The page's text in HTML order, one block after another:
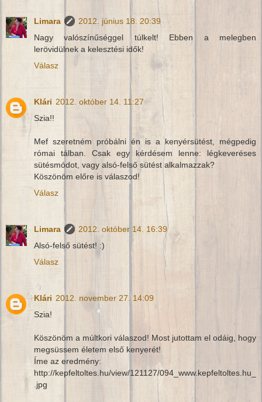
Limara
2012. június 18. 20:39
Nagy valószínűséggel túlkelt! Ebben a melegben
lerövidülnek a kelesztési idők!
Válasz
Klári 2012. október 14. 11:27
Szia!!
Mef szeretném próbálni én is a kenyérsütést, mégpedig
római tálban. Csak egy kérdésem lenne: légkeveréses
sütésmódot, vagy alsó-felső sütést alkalmazzak?
Köszönöm előre is válaszod!
Válasz
Limara
2012. október 14. 16:39
Alsó-felső sütést! :)
Válasz
Klári 2012. november 27. 14:09
Szia!
Köszönöm a múltkori válaszod! Most jutottam el odáig, hogy
megsüssem életem első kenyerét!
Íme az eredmény:
http://kepfeltoltes.hu/view/121127/094_www.kepfeltoltes.hu_
.jpg